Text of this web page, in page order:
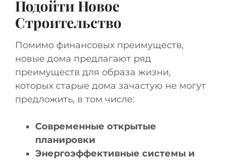
Подойти Новое
Строительство
Помимо финансовых преимуществ,
новые дома предлагают ряд
преимуществ для образа жизни,
которых старые дома зачастую не могут
предложить, в том числе:
Современные открытые
планировки
Энергоэффективные системы и